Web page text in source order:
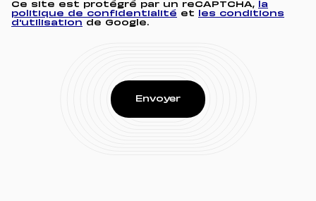
Ce site est protégré par un reCAPTCHA,
la
politique de confidentialité et
les conditions
d'utilisation de Google.